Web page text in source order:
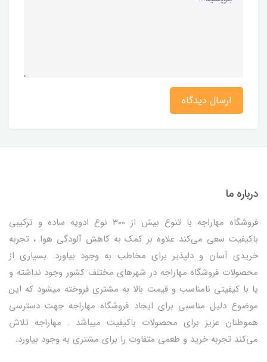
ارسال دیدگاه
درباره ما
فروشگاه مهاراجه با تنوع بیش از 300 نوع ادویه ساده و ترکیبی
باکیفیت سعی می‌کند علاوه بر کمک به کاهش آلودگی هوا ، تجربه
خریدی آسان و دلپذیر برای مخاطب به وجود بیاورد. بسیاری از
محصولات فروشگاه مهاراجه در شهرهای مختلف کشور وجود نداشته و
یا با کیفیتی نامناسب و قیمت بالا به مشتری فروخته میشود که این
موضوع دلیل مناسبی برای ایجاد فروشگاه مهاراجه جهت دسترسی
هموطنان عزیز برای محصولات باکیفیت میباشد . مهاراجه تلاش
می‌کند تجربه خرید و طعمی متفاوت را برای مشتری به وجود بیاورد.